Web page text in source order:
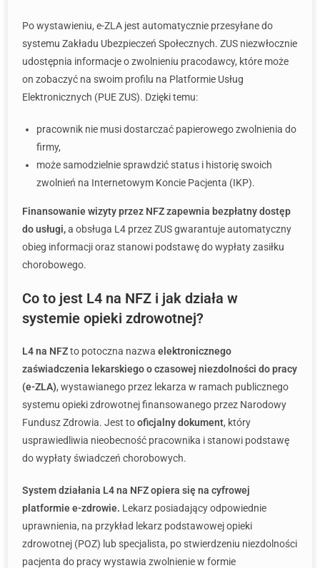
Po wystawieniu, e-ZLA jest automatycznie przesyłane do
systemu Zakładu Ubezpieczeń Społecznych. ZUS niezwłocznie
udostępnia informacje o zwolnieniu pracodawcy, które może
on zobaczyć na swoim profilu na Platformie Usług
Elektronicznych (PUE ZUS). Dzięki temu:
pracownik nie musi dostarczać papierowego zwolnienia do
firmy,
może samodzielnie sprawdzić status i historię swoich
zwolnień na Internetowym Koncie Pacjenta (IKP).
Finansowanie wizyty przez NFZ zapewnia bezpłatny dostęp
do usługi,a obsługa L4 przez ZUS gwarantuje automatyczny
obieg informacji oraz stanowi podstawę do wypłaty zasiłku
chorobowego.
Co to jest L4 na NFZ i jak działa w
systemie opieki zdrowotnej?
L4 na NFZto potoczna nazwa elektronicznego
zaświadczenia lekarskiego o czasowej niezdolności do pracy
(e-ZLA), wystawianego przez lekarza w ramach publicznego
systemu opieki zdrowotnej finansowanego przez Narodowy
Fundusz Zdrowia. Jest tooficjalny dokument, który
usprawiedliwia nieobecność pracownika i stanowi podstawę
do wypłaty świadczeń chorobowych.
System działania L4 na NFZ opiera się na cyfrowej
platformie e-zdrowie. Lekarz posiadający odpowiednie
uprawnienia, na przykład lekarz podstawowej opieki
zdrowotnej (POZ) lub specjalista, po stwierdzeniu niezdolności
pacjenta do pracy wystawia zwolnienie w formie